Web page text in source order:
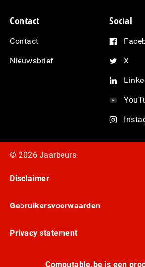
Contact
Contact
Nieuwsbrief
Social
X
© 2026 Jaarbeurs
Disclaimer
Gebruikersvoorwaarden
Privacy statement
Computable.be is een